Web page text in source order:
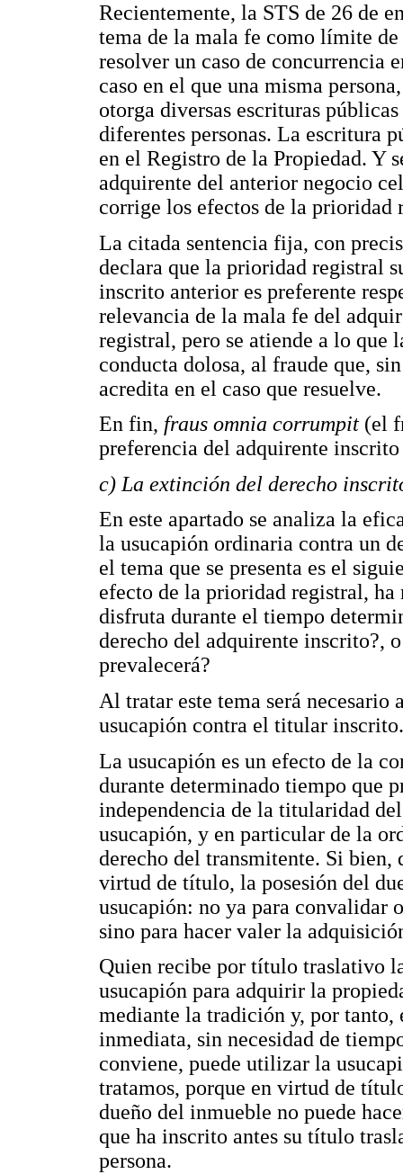
Recientemente, la STS de 26 de
tema de la mala fe como límite
resolver un caso de concurrencia
caso en el que una misma
otorga diversas escrituras
diferentes personas. La escritura
en el Registro de la Propiedad. Y
adquirente del anterior negocio
corrige los efectos de la prioridad
La citada sentencia fija, con
declara que la prioridad registral
inscrito anterior es preferente
relevancia de la mala fe del
registral, pero se atiende a lo que
conducta dolosa, al fraude que,
acredita en el caso que resuelve.
En fin, fraus omnia corrumpit (el
preferencia del adquirente
c) La extinción del derecho
En este apartado se analiza la
la usucapión ordinaria contra un
el tema que se presenta es el
efecto de la prioridad registral,
disfruta durante el tiempo
derecho del adquirente inscrito?,
prevalecerá?
Al tratar este tema será
usucapión contra el titular inscrito.
La usucapión es un efecto de la
durante determinado tiempo que
independencia de la titularidad
usucapión, y en particular de la
derecho del transmitente. Si bien,
virtud de título, la posesión del
usucapión: no ya para convalidar
sino para hacer valer la
Quien recibe por título traslativo
usucapión para adquirir la
mediante la tradición y, por tanto,
inmediata, sin necesidad de
conviene, puede utilizar la
tratamos, porque en virtud de
dueño del inmueble no puede
que ha inscrito antes su título
persona.